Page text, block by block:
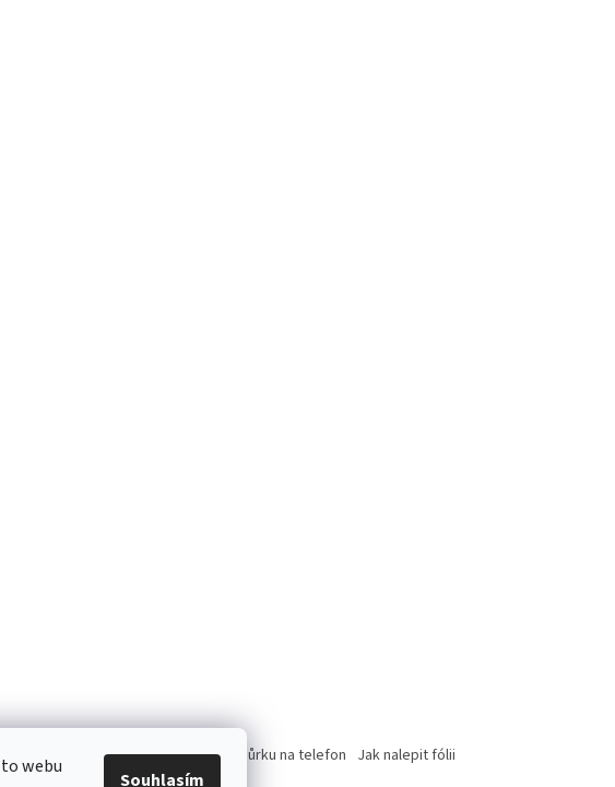
webu
Souhlasím
s krytem na šnůrce Jak nasadit šnůrku na telefon Jak nalepit fólii